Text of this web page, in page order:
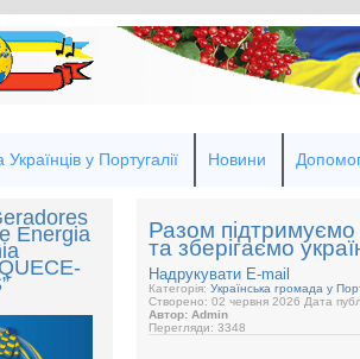
Українців у Португалії Новини
Energia Разом підтримуємо
та зберігаємо
Надрукувати E-mail
Категорія: Українська громада у
Створено: 02 червня 2026 Дата
Автор: Admin
Перегляди: 3348